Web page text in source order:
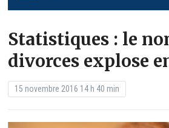
Statistiques : le
divorces explose
15 novembre 2016 14 h 40 min